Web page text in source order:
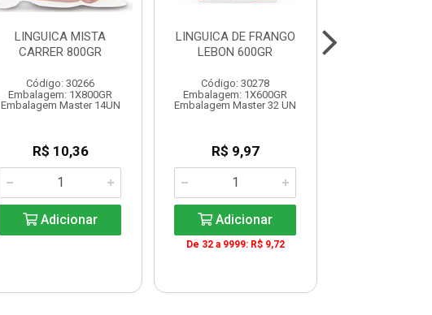
LINGUICA MISTA
CARRER 800GR
Código: 30266
Embalagem: 1X800GR
Embalagem Master 14UN
R$ 10,36
Adicionar
LINGUICA DE FRANGO
LEBON 600GR
Código: 30278
Embalagem: 1X600GR
Embalagem Master 32 UN
R$ 9,97
Adicionar
De 32 a 9999: R$ 9,72